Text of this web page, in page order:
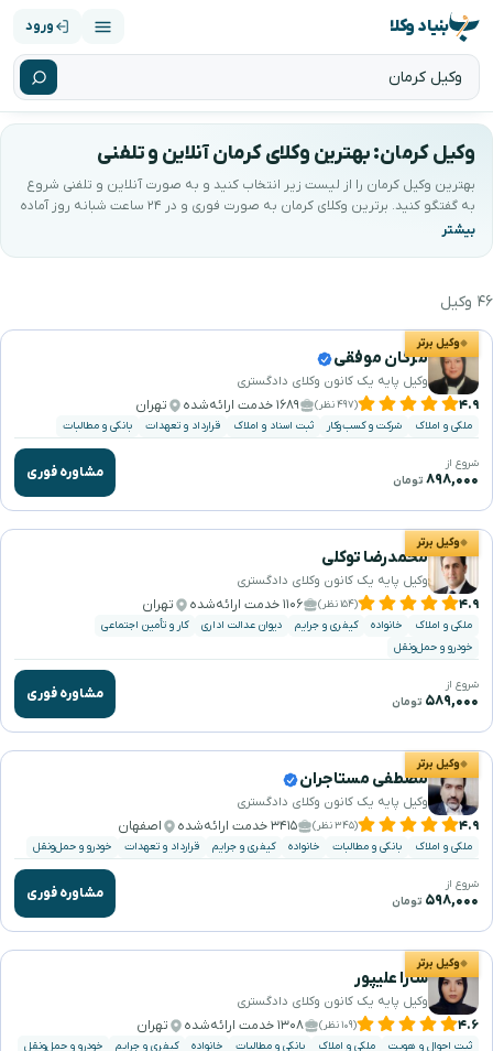
بنیاد وکلا ورود
وکیل کرمان: بهترین وکلای کرمان آنلاین و تلفنی
بهترین وکیل کرمان را از لیست زیر انتخاب کنید و به صورت آنلاین و تلفنی شروع
به گفتگو کنید. برترین وکلای کرمان به صورت فوری و در ۲۴ ساعت شبانه روز آماده
خدمت‌رسانی به شما می‌باشند. کیفیتِ مشاوره با ضمانتِ بنیاد وکلا پشتیبانی
بهترین وکیل کرمان را جستجو و انتخاب کنید
۴۶ وکیل
وکیل برتر
مژگان موفقی
وکیل پایه یک کانون وکلای دادگستری
۴.۹ (۴۹۷ نظر) ۱۶۸۹ خدمت ارائه‌شده تهران
ملکی و املاک شرکت و کسب‌وکار ثبت اسناد و املاک قرارداد و تعهدات بانکی و مطالبات
شروع از
۸۹۸,۰۰۰ تومان مشاوره فوری
وکیل برتر
محمدرضا توکلی
وکیل پایه یک کانون وکلای دادگستری
۴.۹ (۱۵۴ نظر) ۱۱۰۶ خدمت ارائه‌شده تهران
ملکی و املاک خانواده کیفری و جرایم دیوان عدالت اداری
کار و تأمین اجتماعی
خودرو و حمل‌ونقل
شروع از
۵۸۹,۰۰۰ تومان مشاوره فوری
وکیل برتر
مصطفی مستاجران
وکیل پایه یک کانون وکلای دادگستری
۴.۹ (۳۴۵ نظر) ۳۴۱۵ خدمت ارائه‌شده اصفهان
ملکی و املاک بانکی و مطالبات خانواده کیفری و جرایم قرارداد و تعهدات خودرو و حمل‌ونقل
شروع از
۵۹۸,۰۰۰ تومان مشاوره فوری
وکیل برتر
سارا علیپور
وکیل پایه یک کانون وکلای دادگستری
۴.۶ (۱۰۹ نظر) ۱۳۰۸ خدمت ارائه‌شده تهران
ثبت احوال و هویت ملکی و املاک بانکی و مطالبات خانواده کیفری و جرایم خودرو و حمل‌ونقل